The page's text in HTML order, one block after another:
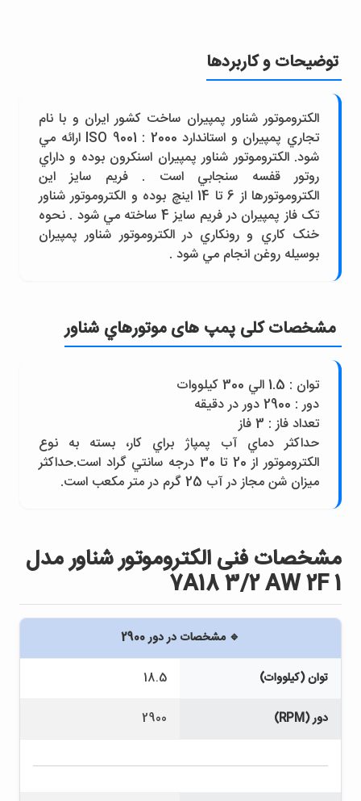
توضیحات و کاربردها
الکتروموتور شناور پمپيران ساخت کشور ايران و با نام
تجاري پمپيران و استاندارد ISO 9001 : 2000 ارائه مي
شود. الکتروموتور شناور پمپيران اسنکرون بوده و داراي
روتور قفسه سنجابي است . فريم سايز اين
الکتروموتورها از 6 تا 14 اينچ بوده و الکتروموتور شناور
تک فاز پمپيران در فريم سايز 4 ساخته مي شود . نحوه
خنک کاري و رونکاري در الکتروموتور شناور پمپيران
بوسيله روغن انجام مي شود .
مشخصات کلی پمپ های موتورهاي شناور
توان : 1.5 الي 300 کيلووات
دور : 2900 دور در دقيقه
تعداد فاز : 3 فاز
حداکثر دماي آب پمپاژ براي کار، بسته به نوع
الکتروموتور از 20 تا 30 درجه سانتي گراد است.حداکثر
ميزان شن مجاز در آب 25 گرم در متر مکعب است.
مشخصات فنی الكتروموتور شناور مدل
7A18 3/2 AW 2F 1
🔹 مشخصات در دور 2900
توان (کیلووات) 18.5
دور (RPM) 2900